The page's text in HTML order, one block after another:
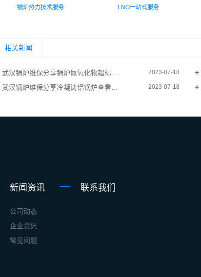
锅炉热力技术服务 LNG一站式服务
相关新闻
武汉锅炉维保分享锅炉氮氧化物超标原因和处理办法 2023-07-18
武汉锅炉维保分享冷凝铸铝锅炉查看工作有哪些？ 2023-07-18
新闻资讯
公司动态
企业资讯
常见问题
联系我们